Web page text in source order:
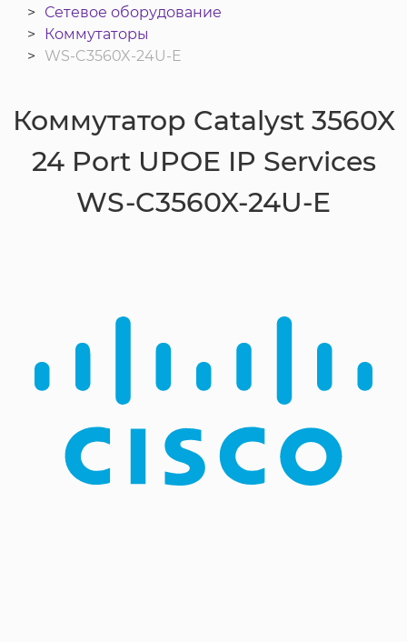
Сетевое оборудование
Коммутаторы
WS-C3560X-24U-E
Коммутатор Catalyst 3560X
24 Port UPOE IP Services
WS-C3560X-24U-E